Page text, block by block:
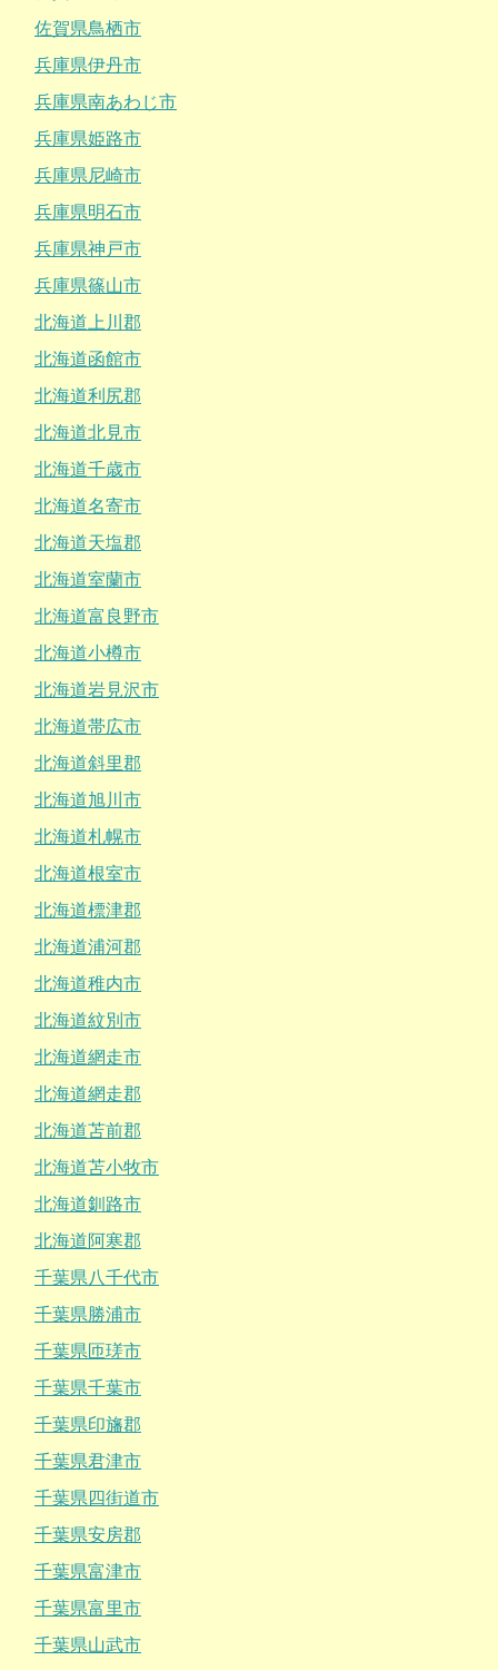
佐賀県鳥栖市
兵庫県伊丹市
兵庫県南あわじ市
兵庫県姫路市
兵庫県尼崎市
兵庫県明石市
兵庫県神戸市
兵庫県篠山市
北海道上川郡
北海道函館市
北海道利尻郡
北海道北見市
北海道千歳市
北海道名寄市
北海道天塩郡
北海道室蘭市
北海道富良野市
北海道小樽市
北海道岩見沢市
北海道帯広市
北海道斜里郡
北海道旭川市
北海道札幌市
北海道根室市
北海道標津郡
北海道浦河郡
北海道稚内市
北海道紋別市
北海道網走市
北海道網走郡
北海道苫前郡
北海道苫小牧市
北海道釧路市
北海道阿寒郡
千葉県八千代市
千葉県勝浦市
千葉県匝瑳市
千葉県千葉市
千葉県印旛郡
千葉県君津市
千葉県四街道市
千葉県安房郡
千葉県富津市
千葉県富里市
千葉県山武市